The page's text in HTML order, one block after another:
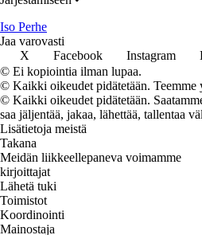
Iso Perhe
Jaa varovasti
X
Facebook Instagram
© Ei kopiointia ilman lupaa.
© Kaikki oikeudet pidätetään. Teemme
© Kaikki oikeudet pidätetään.
saa jäljentää, jakaa, lähettää, tallentaa
Lisätietoja meistä
Takana
Meidän liikkeellepaneva voimamme
kirjoittajat
Lähetä tuki
Toimistot
Koordinointi
Mainostaja